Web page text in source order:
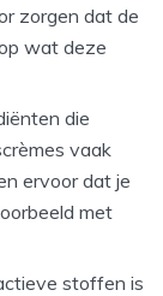
zorgen dat de
wat deze
die
vaak
ervoor dat je
met
stoffen is